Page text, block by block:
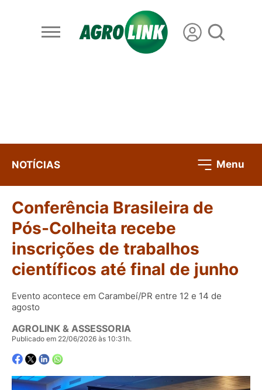
NOTÍCIAS Menu
Conferência Brasileira de
Pós-Colheita recebe
inscrições de trabalhos
científicos até final de junho
Evento acontece em Carambeí/PR entre 12 e 14 de
agosto
AGROLINK & ASSESSORIA
Publicado em 22/06/2026 às 10:31h.